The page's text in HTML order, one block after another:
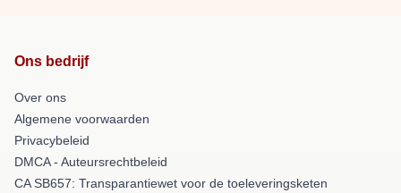
Ons bedrijf
Over ons
Algemene voorwaarden
Privacybeleid
DMCA - Auteursrechtbeleid
CA SB657: Transparantiewet voor de toeleveringsketen